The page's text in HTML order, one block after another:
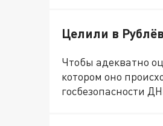
Целили в
Чтобы адекватно
котором оно
госбезопасности